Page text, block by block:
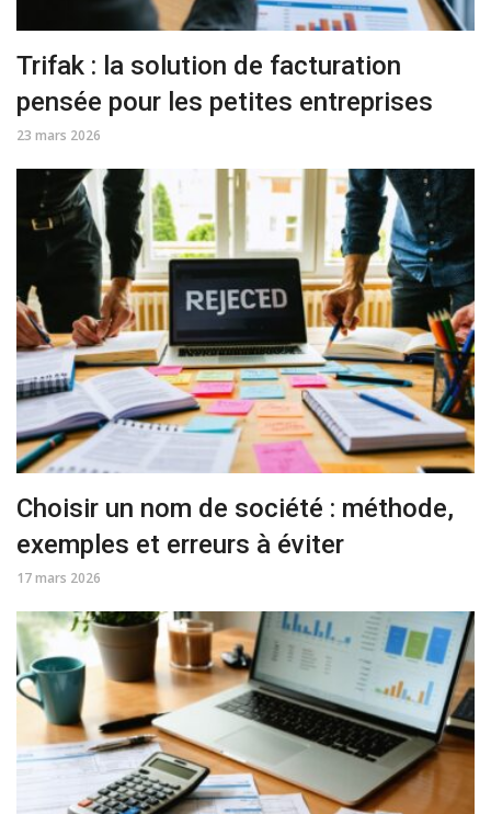
Trifak : la solution de facturation
pensée pour les petites entreprises
23 mars 2026
Choisir un nom de société : méthode,
exemples et erreurs à éviter
17 mars 2026